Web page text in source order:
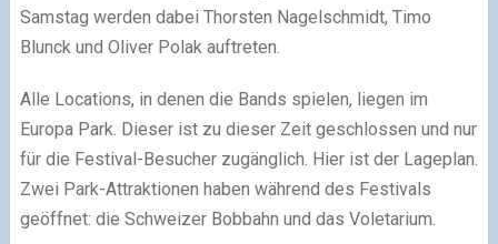
Samstag werden dabei Thorsten Nagelschmidt, Timo
Blunck und Oliver Polak auftreten.
Alle Locations, in denen die Bands spielen, liegen im
Europa Park. Dieser ist zu dieser Zeit geschlossen und nur
für die Festival-Besucher zugänglich. Hier ist der Lageplan.
Zwei Park-Attraktionen haben während des Festivals
geöffnet: die Schweizer Bobbahn und das Voletarium.